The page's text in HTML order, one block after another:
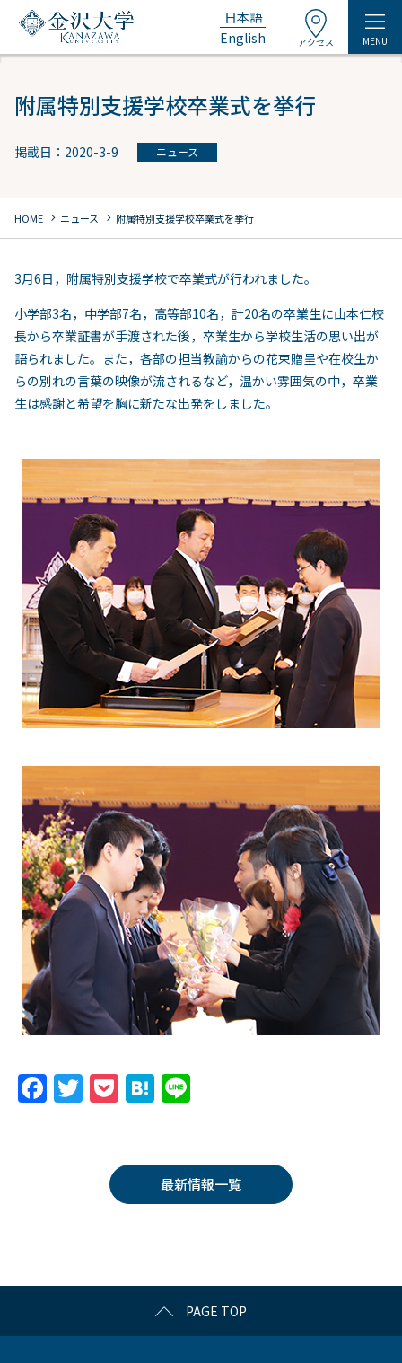
日本語
English
アクセス MENU
附属特別支援学校卒業式を挙行
掲載日：2020-3-9 ニュース
HOME chevron_right ニュース chevron_right 附属特別支援学校卒業式を挙行
3月6日，附属特別支援学校で卒業式が行われました。
小学部3名，中学部7名，高等部10名，計20名の卒業生に山本仁校
長から卒業証書が手渡された後，卒業生から学校生活の思い出が
語られました。また，各部の担当教諭からの花束贈呈や在校生か
らの別れの言葉の映像が流されるなど，温かい雰囲気の中，卒業
生は感謝と希望を胸に新たな出発をしました。
F
k
T
er
P
k
et
H
n
a
最新情報一覧
PAGE TOP